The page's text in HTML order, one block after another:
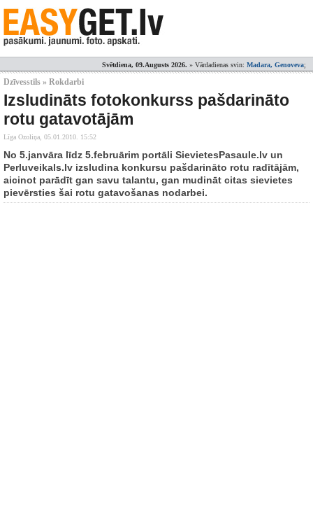
Svētdiena, 09.Augusts 2026. » Vārdadienas svin: Madara, Genoveva;
Dzīvesstils » Rokdarbi
Izsludināts fotokonkurss pašdarināto
rotu gatavotājām
Līga Ozoliņa, 05.01.2010. 15:52
No 5.janvāra līdz 5.februārim portāli SievietesPasaule.lv un
Perluveikals.lv izsludina konkursu pašdarināto rotu radītājām,
aicinot parādīt gan savu talantu, gan mudināt citas sievietes
pievērsties šai rotu gatavošanas nodarbei.